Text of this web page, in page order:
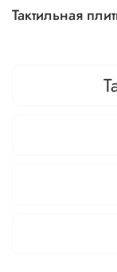
Тактильная